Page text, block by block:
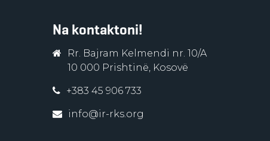
Na kontaktoni!
Rr. Bajram Kelmendi nr. 10/A
10 000 Prishtinë, Kosovë
+383 45 906 733
info@ir-rks.org